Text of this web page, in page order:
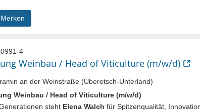
Merken
4
Weinbau / Head of Viticulture (m/w/d)
an der Weinstraße (Überetsch-Unterland)
Weinbau / Head of Viticulture (m/w/d)
steht Elena Walch für Spitzenqualität,